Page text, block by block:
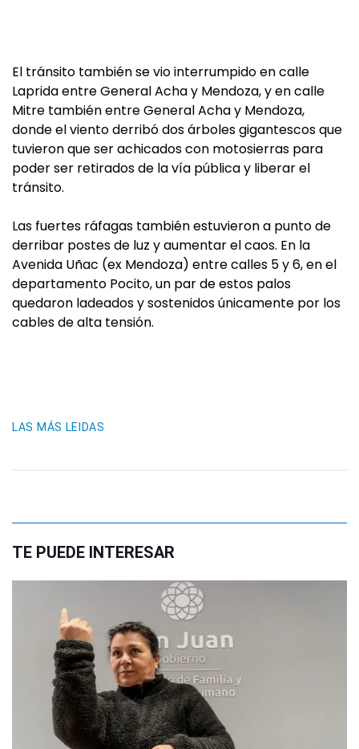
El tránsito también se vio interrumpido en calle
Laprida entre General Acha y Mendoza, y en calle
Mitre también entre General Acha y Mendoza,
donde el viento derribó dos árboles gigantescos que
tuvieron que ser achicados con motosierras para
poder ser retirados de la vía pública y liberar el
tránsito.
Las fuertes ráfagas también estuvieron a punto de
derribar postes de luz y aumentar el caos. En la
Avenida Uñac (ex Mendoza) entre calles 5 y 6, en el
departamento Pocito, un par de estos palos
quedaron ladeados y sostenidos únicamente por los
cables de alta tensión.
LAS MÁS LEIDAS
TE PUEDE INTERESAR